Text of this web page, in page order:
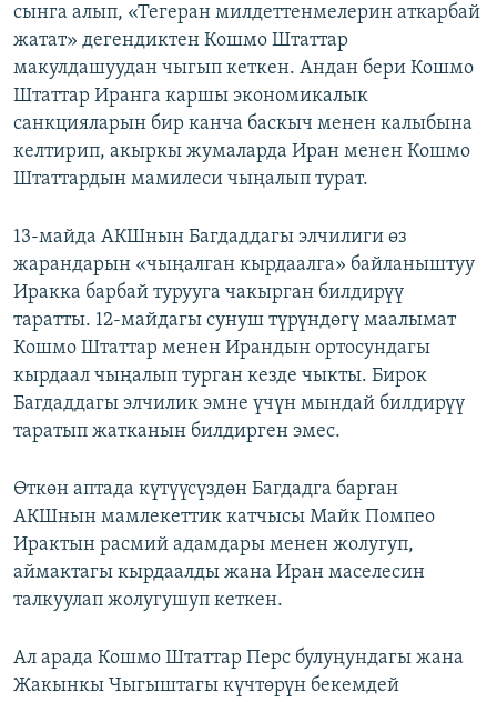
сынга алып, «Тегеран милдеттенмелерин аткарбай
жатат» дегендиктен Кошмо Штаттар
макулдашуудан чыгып кеткен. Андан бери Кошмо
Штаттар Иранга каршы экономикалык
санкцияларын бир канча баскыч менен калыбына
келтирип, акыркы жумаларда Иран менен Кошмо
Штаттардын мамилеси чыңалып турат.
13-майда АКШнын Багдаддагы элчилиги өз
жарандарын «чыңалган кырдаалга» байланыштуу
Иракка барбай турууга чакырган билдирүү
таратты. 12-майдагы сунуш түрүндөгү маалымат
Кошмо Штаттар менен Ирандын ортосундагы
кырдаал чыңалып турган кезде чыкты. Бирок
Багдаддагы элчилик эмне үчүн мындай билдирүү
таратып жатканын билдирген эмес.
Өткөн аптада күтүүсүздөн Багдадга барган
АКШнын мамлекеттик катчысы Майк Помпео
Ирактын расмий адамдары менен жолугуп,
аймактагы кырдаалды жана Иран маселесин
талкуулап жолугушуп кеткен.
Ал арада Кошмо Штаттар Перс булуңундагы жана
Жакынкы Чыгыштагы күчтөрүн бекемдей